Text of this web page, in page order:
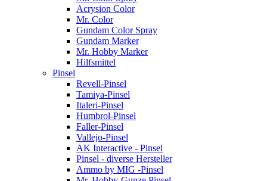
Acrysion Color
Mr. Color
Gundam Color Spray
Gundam Marker
Mr. Hobby Marker
Hilfsmittel
Pinsel
Revell-Pinsel
Tamiya-Pinsel
Italeri-Pinsel
Humbrol-Pinsel
Faller-Pinsel
Vallejo-Pinsel
AK Interactive - Pinsel
Pinsel - diverse Hersteller
Ammo by MIG -Pinsel